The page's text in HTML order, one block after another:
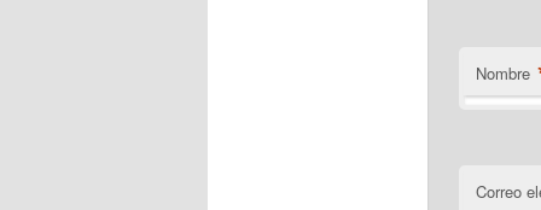
Nombre
Correo